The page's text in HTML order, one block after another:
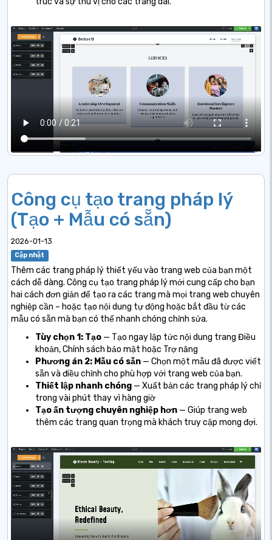
Công cụ tạo trang pháp lý
(Tạo + Mẫu có sẵn)
2026-01-13
Cập nhật
Thêm các trang pháp lý thiết yếu vào trang web của bạn một
cách dễ dàng. Công cụ tạo trang pháp lý mới cung cấp cho bạn
hai cách đơn giản để tạo ra các trang mà mọi trang web chuyên
nghiệp cần – hoặc tạo nội dung tự động hoặc bắt đầu từ các
mẫu có sẵn mà bạn có thể nhanh chóng chỉnh sửa.
Tùy chọn 1: Tạo — Tạo ngay lập tức nội dung trang Điều
khoản, Chính sách bảo mật hoặc Trợ năng
Phương án 2: Mẫu có sẵn — Chọn một mẫu đã được viết
sẵn và điều chỉnh cho phù hợp với trang web của bạn.
Thiết lập nhanh chóng — Xuất bản các trang pháp lý chỉ
trong vài phút thay vì hàng giờ
Tạo ấn tượng chuyên nghiệp hơn — Giúp trang web
thêm các trang quan trọng mà khách truy cập mong đợi.